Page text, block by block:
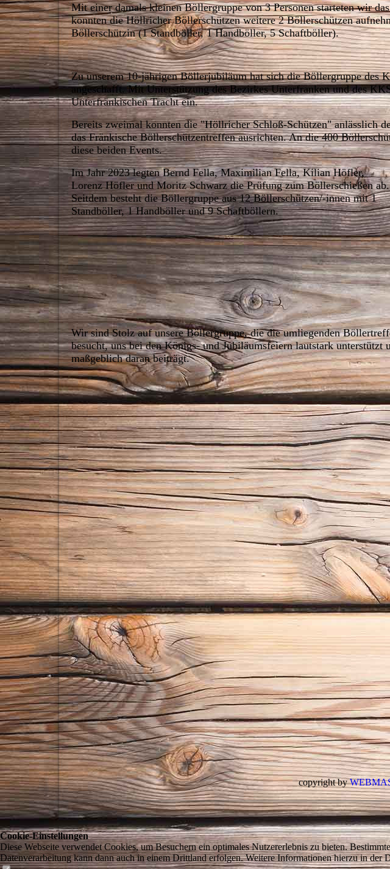
Mit einer damals kleinen Böllergruppe von 3 Personen starteten wir
konnten die Höllricher Böllerschützen weitere 2 Böllerschützen
Böllerschützin (1 Standböller, 1 Handböller, 5 Schaftböller).
Zu unserem 10-jährigen Böllerjubiläum hat sich die Böllergruppe des
angeschafft. Mit Unterstützung des Bezirkes Unterfranken und des
Unterfränkischen Tracht ein.
Bereits zweimal konnten die "Höllricher Schloß-Schützen" anlässlich
das Fränkische Böllerschützentreffen ausrichten. An die 400
diese beiden Events.
Im Jahr 2023 legten Bernd Fella, Maximilian Fella, Kilian Höfler,
Lorenz Höfler und Moritz Schwarz die Prüfung zum Böllerschießen ab.
Seitdem besteht die Böllergruppe aus 12 Böllerschützen/-innen mit 1
Standböller, 1 Handböller und 9 Schaftböllern.
Wir sind Stolz auf unsere Böllergruppe, die die umliegenden
besucht, uns bei den Königs- und Jubiläumsfeiern lautstark
maßgeblich daran beiträgt.
copyright by
Cookie-Einstellungen
Diese Webseite verwendet Cookies, um Besuchern ein optimales Nutzererlebnis zu bieten.
Datenverarbeitung kann dann auch in einem Drittland erfolgen. Weitere Informationen hierzu in der